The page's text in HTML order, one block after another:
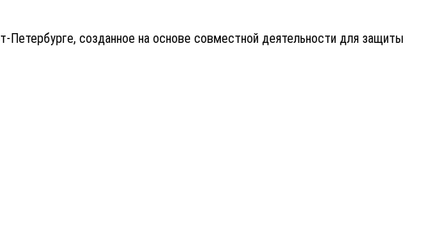
созданное на основе совместной деятельности для защиты